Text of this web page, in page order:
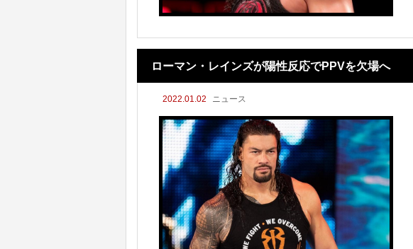
ローマン・レインズが陽性反応でPPVを欠場へ
2022.01.02 ニュース